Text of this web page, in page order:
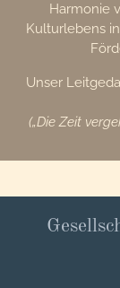
Harmonie
Kulturlebens
Unser
(„Die Zeit